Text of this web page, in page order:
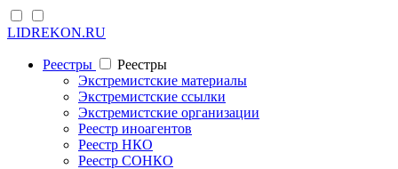
LIDREKON.RU
Реестры
Реестры
Экстремистские материалы
Экстремистские ссылки
Экстремистские организации
Реестр иноагентов
Реестр НКО
Реестр СОНКО